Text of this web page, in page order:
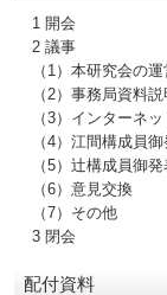
1 開会
2 議事
（1）本研究会の
（2）事務局資料説
（3）インターネ
（4）江間構成員
（5）辻構成員御発
（6）意見交換
（7）その他
3 閉会
配付資料